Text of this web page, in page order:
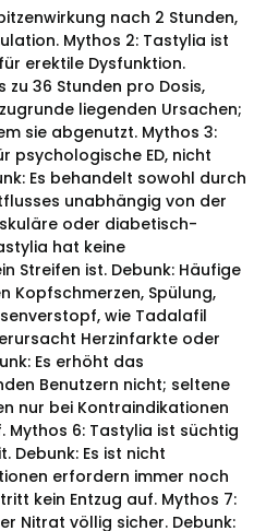
nach 2 Stunden,
Mythos 2: Tastylia ist
erektile Dysfunktion.
zu 36 Stunden pro Dosis,
liegenden Ursachen;
sie abgenutzt. Mythos 3:
psychologische ED, nicht
Es behandelt sowohl durch
unabhängig von der
oder diabetisch-
hat keine
Streifen ist. Debunk: Häufige
Kopfschmerzen, Spülung,
wie Tadalafil
Herzinfarkte oder
Es erhöht das
Benutzern nicht; seltene
nur bei Kontraindikationen
Mythos 6: Tastylia ist süchtig
Debunk: Es ist nicht
erfordern immer noch
kein Entzug auf. Mythos 7:
Nitrat völlig sicher. Debunk: